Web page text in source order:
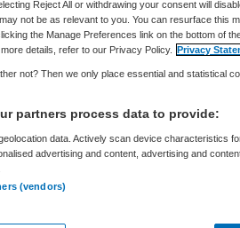
Skipr Redactie 2 juni 2015,09:47
Kankercentrum
willen de Palliatieve
In PaTz-
Reject All or withdrawing your consent will
not be as relevant to you. You can resurface this
the Manage Preferences link on the bottom of
details, refer to our Privacy Policy. Privacy
not? Then we only place essential and statistical
partners process data to provide:
data. Actively scan device characteristics
advertising and content, advertising and
(vendors)